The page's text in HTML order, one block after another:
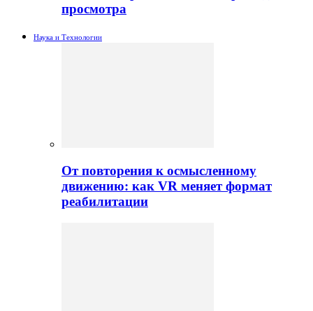
просмотра
Наука и Технологии
От повторения к осмысленному
движению: как VR меняет формат
реабилитации